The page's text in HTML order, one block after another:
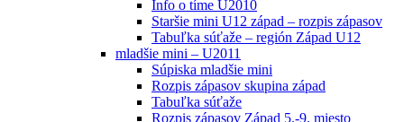
Info o tíme U2010
Staršie mini U12 západ – rozpis zápasov
Tabuľka súťaže – región Západ U12
mladšie mini – U2011
Súpiska mladšie mini
Rozpis zápasov skupina západ
Tabuľka súťaže
Rozpis zápasov Západ 5.-9. miesto